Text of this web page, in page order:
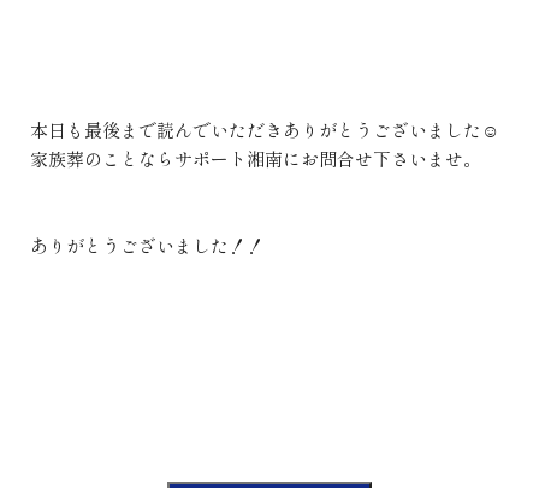
本日も最後まで読んでいただきありがとうございました☺
家族葬のことならサポート湘南にお問合せ下さいませ。
ありがとうございました！！